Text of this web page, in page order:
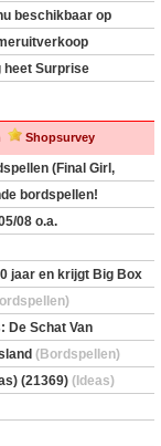
beschikbaar op
heet Surprise
Shopsurvey
(Final Girl,
bordspellen!
08 o.a.
20 Strong
jaar en krijgt Big Box
De Schat Van
(Bordspellen)
(21369) (Ideas)